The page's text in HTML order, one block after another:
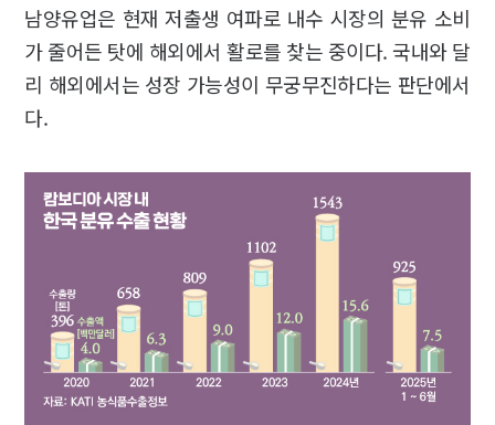
남양유업은 현재 저출생 여파로 내수 시장의 분유 소비
가 줄어든 탓에 해외에서 활로를 찾는 중이다. 국내와 달
리 해외에서는 성장 가능성이 무궁무진하다는 판단에서
다.